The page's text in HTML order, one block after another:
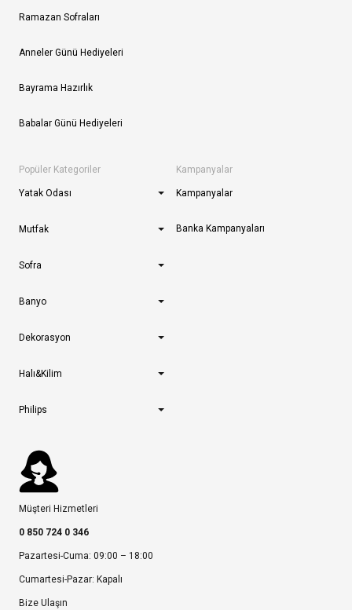
Ramazan Sofraları
Anneler Günü Hediyeleri
Bayrama Hazırlık
Babalar Günü Hediyeleri
Popüler Kategoriler
Yatak Odası
Mutfak
Sofra
Banyo
Dekorasyon
Halı&Kilim
Philips
Kampanyalar
Kampanyalar
Banka Kampanyaları
Müşteri Hizmetleri
0 850 724 0 346
Pazartesi-Cuma: 09:00 – 18:00
Cumartesi-Pazar: Kapalı
Bize Ulaşın